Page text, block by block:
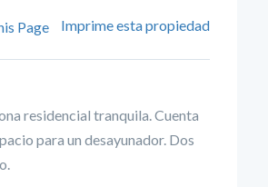
Imprime esta propiedad
residencial tranquila. Cuenta
para un desayunador. Dos